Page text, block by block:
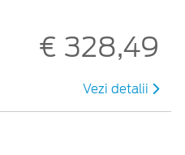
€ 328,49
Vezi detalii